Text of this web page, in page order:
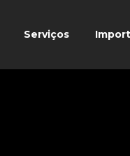
Serviços